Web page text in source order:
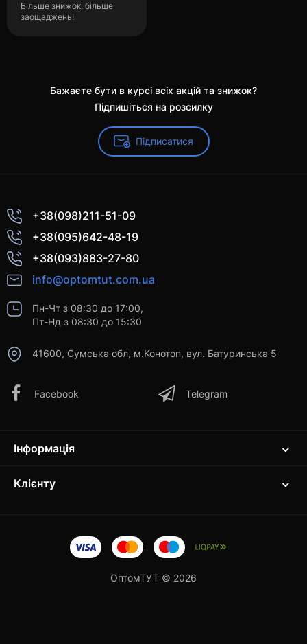
Більше знижок, більше
заощаджень!
Бажаєте бути в курсі всіх акцій та знижок?
Підпишіться на розсилку
Підписатися
+38(098)211-51-09
+38(095)642-48-19
+38(093)883-27-80
info@optomtut.com.ua
Пн-Чт з 08:30 до 17:00,
Пт-Нд з 08:30 до 15:30
41600, Сумська обл, м.Конотоп, вул. Батуринська 5
Facebook Telegram
Інформація
Клієнту
ОптомТУТ © 2026